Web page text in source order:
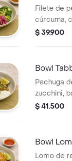
Filete de
cúrcuma,
Servido
$ 39.900
Bowl
Pechuga
zucchini,
morada,
$ 41.500
Bowl
Lomo de